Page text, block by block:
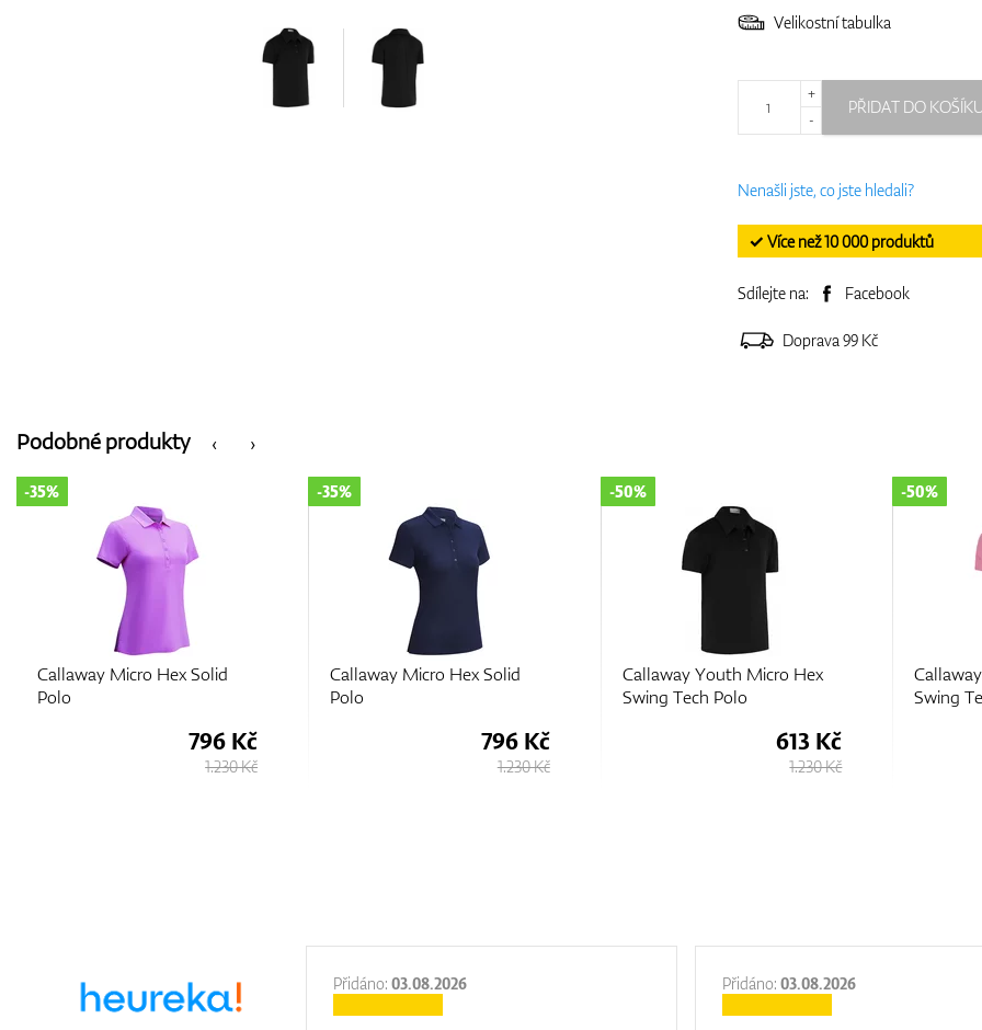
Velikostní tabulka
+
-
PŘIDAT DO
Nenašli jste, co jste hledali?
✓ Více než 10 000 produktů
Sdílejte na: Facebook
Doprava 99 Kč
‹
Podobné produkty ›
Callaway Micro Hex Solid
Polo
-35%
796 Kč
1.230 Kč
Callaway Micro Hex Solid
Polo
-35%
796 Kč
1.230 Kč
Callaway Youth Micro Hex
Swing Tech Polo
-50%
613 Kč
1.230 Kč
Swing
-50%
Přidáno:03.08.2026 Přidáno:03.08.2026